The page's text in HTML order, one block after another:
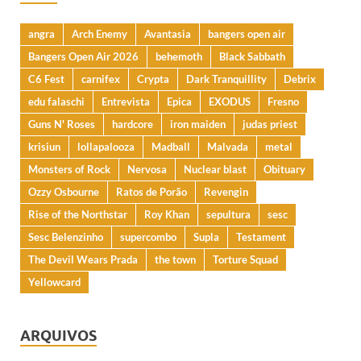
angra Arch Enemy Avantasia
bangers open air
Bangers Open Air 2026
behemoth
Black Sabbath
C6 Fest
carnifex Crypta Dark Tranquillity
Debrix
edu falaschi
Entrevista Epica EXODUS
Fresno
Guns N' Roses
hardcore iron maiden
judas priest
krisiun
lollapalooza Madball Malvada
metal
Monsters of Rock
Nervosa Nuclear blast
Obituary
Ozzy Osbourne
Ratos de Porão
Revengin
Rise of the Northstar
Roy Khan sepultura
sesc
Sesc Belenzinho
supercombo Supla
Testament
The Devil Wears Prada
the town
Torture Squad
Yellowcard
ARQUIVOS